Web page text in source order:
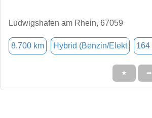
Ludwigshafen am Rhein, 67059
8.700 km Hybrid (Benzin/Elekt 164
★ ➦